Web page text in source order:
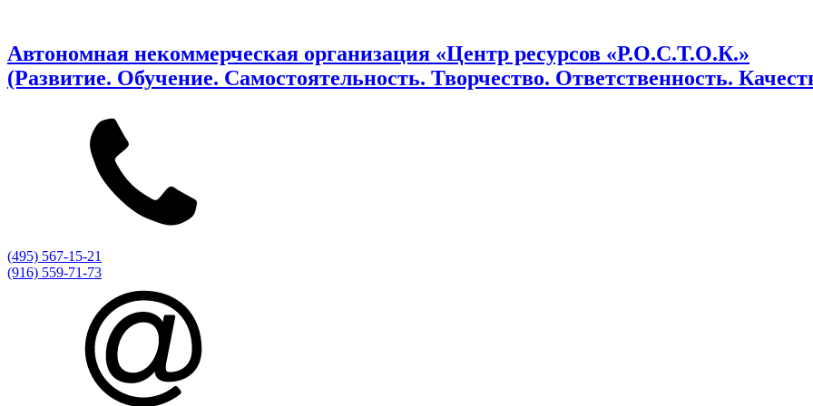
Автономная некоммерческая организация «Центр ресурсов «Р.О.С.Т.О.К.»
(Развитие. Обучение. Самостоятельность. Творчество. Ответственность.
(495) 567-15-21
(916) 559-71-73